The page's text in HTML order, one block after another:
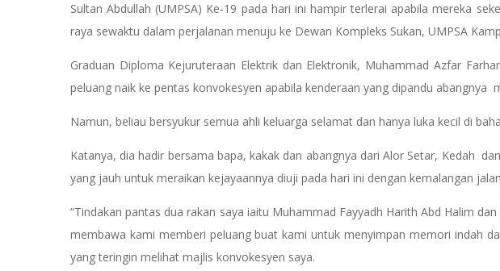
Sultan Abdullah (UMPSA) Ke-19 pada hari ini hampir terlerai apabila mereka
raya sewaktu dalam perjalanan menuju ke Dewan Kompleks Sukan, UMPSA
Graduan Diploma Kejuruteraan Elektrik dan Elektronik, Muhammad Azfar
peluang naik ke pentas konvokesyen apabila kenderaan yang dipandu abangnya
Namun, beliau bersyukur semua ahli keluarga selamat dan hanya luka kecil di
Katanya, dia hadir bersama bapa, kakak dan abangnya dari Alor Setar, Kedah
yang jauh untuk meraikan kejayaannya diuji pada hari ini dengan kemalangan
“Tindakan pantas dua rakan saya iaitu Muhammad Fayyadh Harith Abd Halim
membawa kami memberi peluang buat kami untuk menyimpan memori indah
yang teringin melihat majlis konvokesyen saya.